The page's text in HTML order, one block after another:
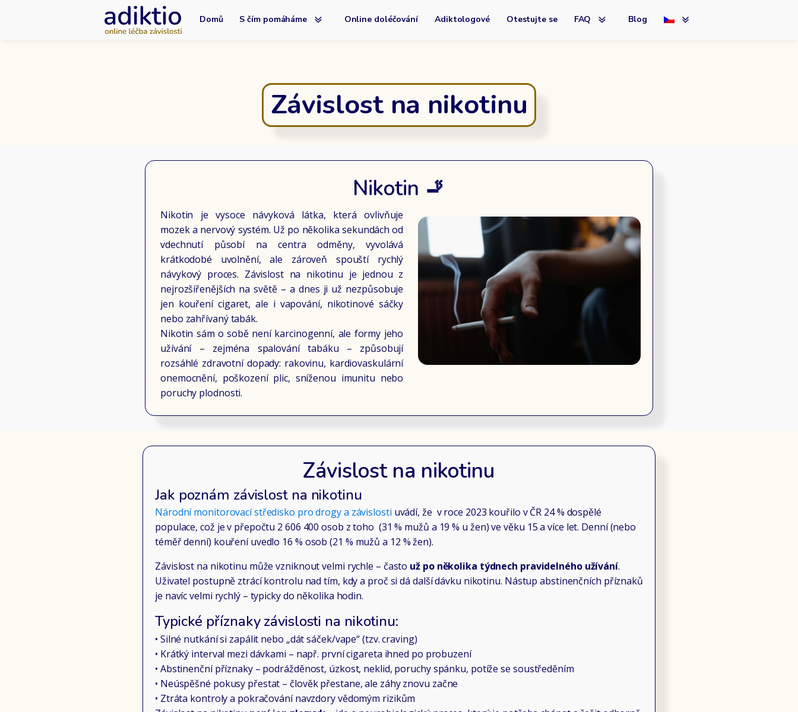
Domů S čím pomáháme Online doléčování Adiktologové Otestujte se FAQ Blog
Závislost na nikotinu
Nikotin 🚬
Nikotin je vysoce návyková látka, která ovlivňuje
mozek a nervový systém. Už po několika sekundách od
vdechnutí působí na centra odměny, vyvolává
krátkodobé uvolnění, ale zároveň spouští rychlý
návykový proces. Závislost na nikotinu je jednou z
nejrozšířenějších na světě – a dnes ji už nezpůsobuje
jen kouření cigaret, ale i vapování, nikotinové sáčky
nebo zahřívaný tabák.
Nikotin sám o sobě není karcinogenní, ale formy jeho
užívání – zejména spalování tabáku – způsobují
rozsáhlé zdravotní dopady: rakovinu, kardiovaskulární
onemocnění, poškození plic, sníženou imunitu nebo
poruchy plodnosti.
Závislost na nikotinu
Jak poznám závislost na nikotinu
Národní monitorovací středisko pro drogy a závislosti uvádí, že v roce 2023 kouřilo v ČR 24 % dospělé
populace, což je v přepočtu 2 606 400 osob z toho (31 % mužů a 19 % u žen) ve věku 15 a více let. Denní (nebo
téměř denní) kouření uvedlo 16 % osob (21 % mužů a 12 % žen).
Závislost na nikotinu může vzniknout velmi rychle – často už po několika týdnech pravidelného užívání.
Uživatel postupně ztrácí kontrolu nad tím, kdy a proč si dá další dávku nikotinu. Nástup abstinenčních příznaků
je navíc velmi rychlý – typicky do několika hodin.
Typické příznaky závislosti na nikotinu:
• Silné nutkání si zapálit nebo „dát sáček/vape“ (tzv. craving)
• Krátký interval mezi dávkami – např. první cigareta ihned po probuzení
• Abstinenční příznaky – podrážděnost, úzkost, neklid, poruchy spánku, potíže se soustředěním
• Neúspěšné pokusy přestat – člověk přestane, ale záhy znovu začne
• Ztráta kontroly a pokračování navzdory vědomým rizikům